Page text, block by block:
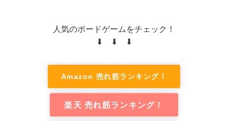
人気のボードゲームをチェック！
⬇ ⬇ ⬇
Amazon 売れ筋ランキング！
楽天 売れ筋ランキング！